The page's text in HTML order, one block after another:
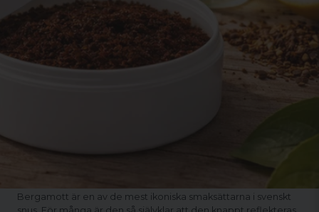
Bergamott är en av de mest ikoniska smaksättarna i svenskt